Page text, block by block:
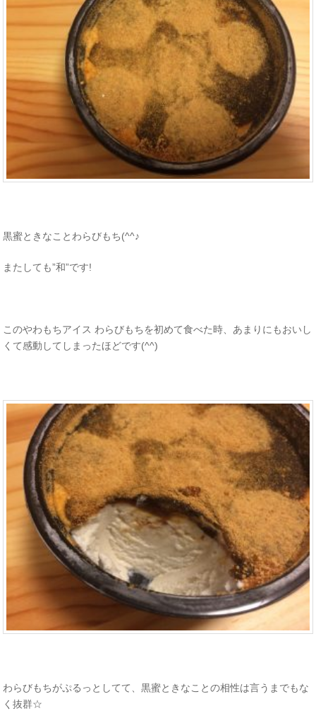
黒蜜ときなことわらびもち(^^♪
またしても”和”です!
このやわもちアイス わらびもちを初めて食べた時、あまりにもおいし
くて感動してしまったほどです(^^)
わらびもちがぷるっとしてて、黒蜜ときなことの相性は言うまでもな
く抜群☆